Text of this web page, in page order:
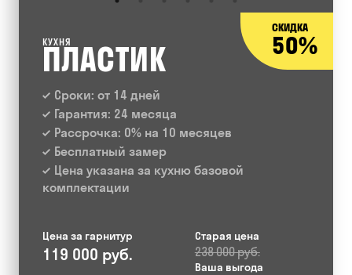
СКИДКА
50%
КУХНЯ
ПЛАСТИК
Сроки: от 14 дней
Гарантия: 24 месяца
Рассрочка: 0% на 10 месяцев
Бесплатный замер
Цена указана за кухню базовой
комплектации
Цена за гарнитур
119 000 руб.
Старая цена
238 000 руб.
Ваша выгода